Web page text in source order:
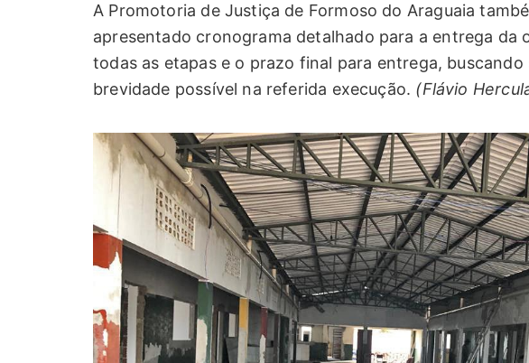
A Promotoria de Justiça de Formoso do Araguaia
apresentado cronograma detalhado para a entrega da
todas as etapas e o prazo final para entrega, buscando
brevidade possível na referida execução. (Flávio